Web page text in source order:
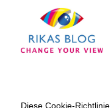
Diese Cookie-